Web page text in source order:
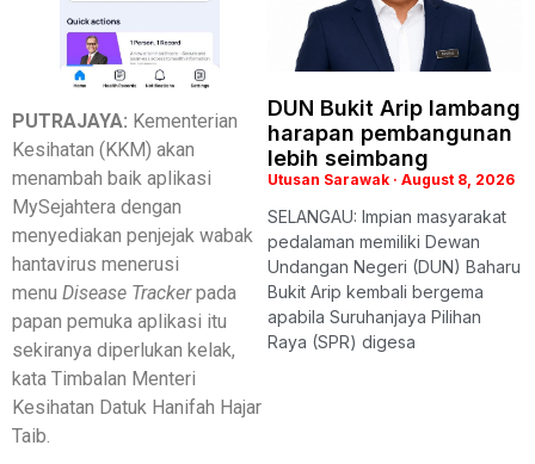
PUTRAJAYA: Kementerian
Kesihatan (KKM) akan
menambah baik aplikasi
MySejahtera dengan
menyediakan penjejak wabak
hantavirus menerusi
menu Disease Trackerpada
papan pemuka aplikasi itu
sekiranya diperlukan kelak,
kata Timbalan Menteri
Kesihatan Datuk Hanifah Hajar
Taib.
DUN Bukit Arip lambang
harapan pembangunan
lebih seimbang
Utusan Sarawak August 8, 2026
SELANGAU: Impian masyarakat
pedalaman memiliki Dewan
Undangan Negeri (DUN) Baharu
Bukit Arip kembali bergema
apabila Suruhanjaya Pilihan
Raya (SPR) digesa